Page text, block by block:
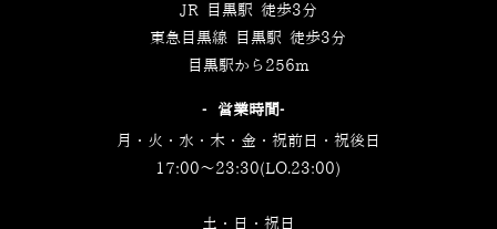
JR 目黒駅 徒歩3分
東急目黒線 目黒駅 徒歩3分
目黒駅から256m
‐営業時間‐
月・火・水・木・金・祝前日・祝後日
17:00～23:30(LO.23:00)
土・日・祝日